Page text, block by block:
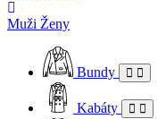
Muži Ženy
Bundy
Kabáty